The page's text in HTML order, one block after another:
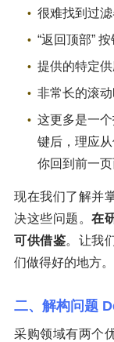
很难找到过滤
“返回顶部”
提供的特定供
非常长的滚
这更多是一
键后，理应
你回到前一页
现在我们了解并
决这些问题。 在
可供借鉴。让我
们做得好的地方。
二、解构问题
采购领域有两个